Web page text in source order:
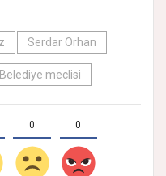
Serdar Orhan
meclisi
0 0